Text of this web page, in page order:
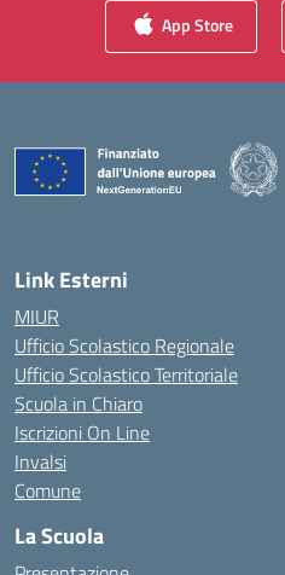
App Store
Link Esterni
MIUR
Ufficio Scolastico Regionale
Ufficio Scolastico Territoriale
Scuola in Chiaro
Iscrizioni On Line
Invalsi
Comune
La Scuola